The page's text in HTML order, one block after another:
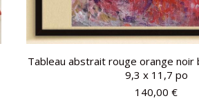
Tableau abstrait rouge orange noir
9,3 x 11,7 po
140,00 €